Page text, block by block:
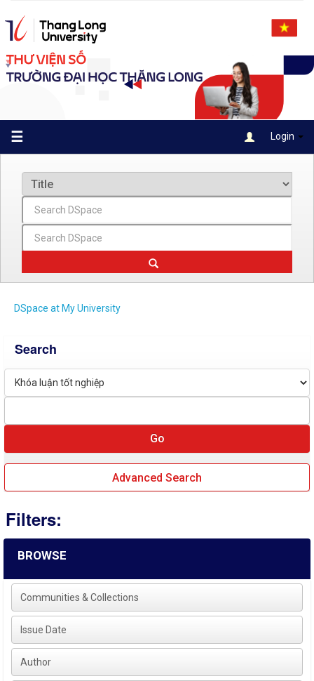
navigation
☰ Login
DSpace at My University
Search
Advanced Search
Filters:
BROWSE
Communities & Collections
Issue Date
Author